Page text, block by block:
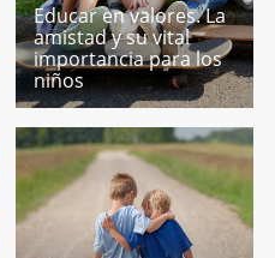
Educar en valores. La
amistad y su vital
importancia para los
niños